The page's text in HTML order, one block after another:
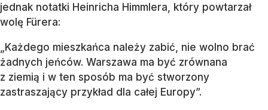
jednak notatki Heinricha Himmlera, który powtarzał
wolę Fürera:
„Każdego mieszkańca należy zabić, nie wolno brać
żadnych jeńców. Warszawa ma być zrównana
z ziemią i w ten sposób ma być stworzony
zastraszający przykład dla całej Europy”.